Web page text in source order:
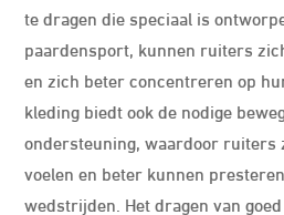
te dragen die speciaal is
paardensport, kunnen ruiters
en zich beter concentreren op
kleding biedt ook de nodige
ondersteuning, waardoor
voelen en beter kunnen
wedstrijden. Het dragen van